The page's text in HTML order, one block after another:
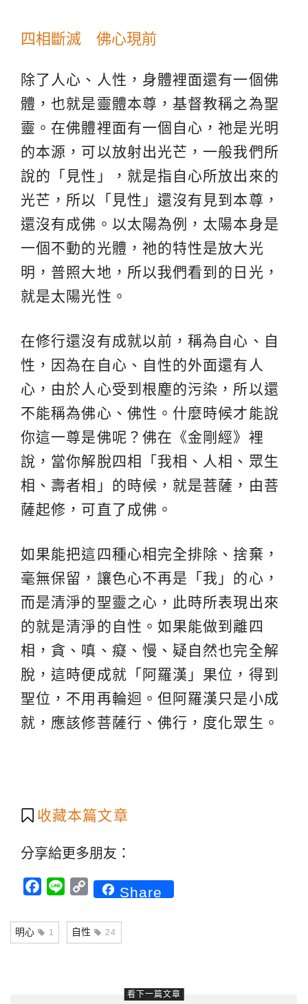
四相斷滅 佛心現前
除了人心、人性，身體裡面還有一個佛
體，也就是靈體本尊，基督教稱之為聖
靈。在佛體裡面有一個自心，祂是光明
的本源，可以放射出光芒，一般我們所
說的「見性」，就是指自心所放出來的
光芒，所以「見性」還沒有見到本尊，
還沒有成佛。以太陽為例，太陽本身是
一個不動的光體，祂的特性是放大光
明，普照大地，所以我們看到的日光，
就是太陽光性。
在修行還沒有成就以前，稱為自心、自
性，因為在自心、自性的外面還有人
心，由於人心受到根塵的污染，所以還
不能稱為佛心、佛性。什麼時候才能說
你這一尊是佛呢？佛在《金剛經》裡
說，當你解脫四相「我相、人相、眾生
相、壽者相」的時候，就是菩薩，由菩
薩起修，可直了成佛。
如果能把這四種心相完全排除、捨棄，
毫無保留，讓色心不再是「我」的心，
而是清淨的聖靈之心，此時所表現出來
的就是清淨的自性。如果能做到離四
相，貪、嗔、癡、慢、疑自然也完全解
脫，這時便成就「阿羅漢」果位，得到
聖位，不用再輪迴。但阿羅漢只是小成
就，應該修菩薩行、佛行，度化眾生。
收藏本篇文章
分享給更多朋友：
Facebook
Line CopyShare
明心 1 自性 24
看下一篇文章